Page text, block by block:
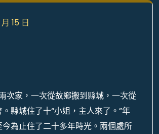
15 日
家，一次從故鄉搬到縣城，一次從
縣城住了十“小姐，主人來了。”年
為止住了二十多年時光。兩個處所